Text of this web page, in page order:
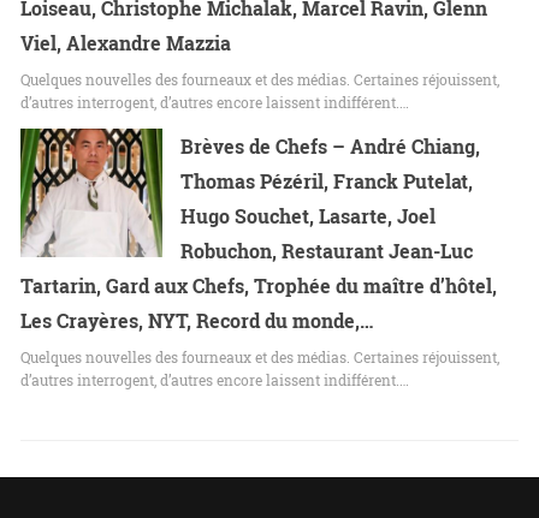
Loiseau, Christophe Michalak, Marcel Ravin, Glenn
Viel, Alexandre Mazzia
Quelques nouvelles des fourneaux et des médias. Certaines réjouissent,
d’autres interrogent, d’autres encore laissent indifférent.…
Brèves de Chefs – André Chiang,
Thomas Pézéril, Franck Putelat,
Hugo Souchet, Lasarte, Joel
Robuchon, Restaurant Jean-Luc
Tartarin, Gard aux Chefs, Trophée du maître d’hôtel,
Les Crayères, NYT, Record du monde,…
Quelques nouvelles des fourneaux et des médias. Certaines réjouissent,
d’autres interrogent, d’autres encore laissent indifférent.…